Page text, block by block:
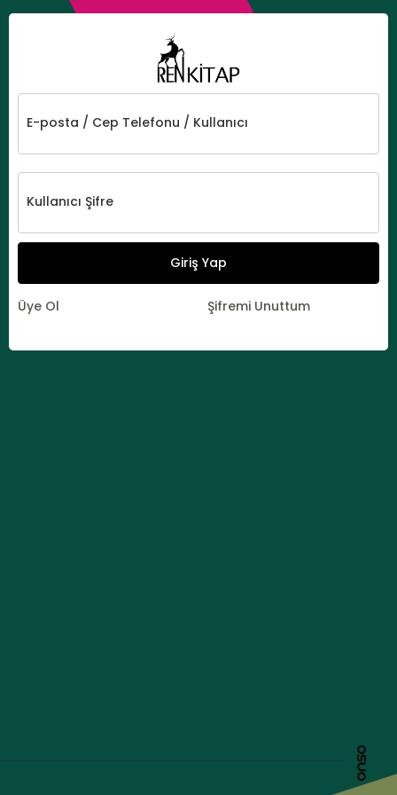
E-posta / Cep Telefonu / Kullanıcı
Kullanıcı Şifre
Giriş Yap
Üye Ol Şifremi Unuttum